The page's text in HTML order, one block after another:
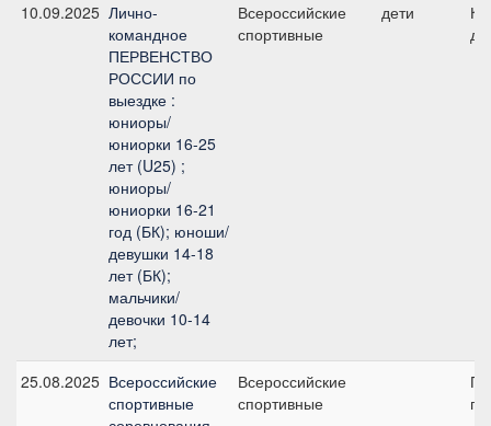
10.09.2025 Лично-
командное
ПЕРВЕНСТВО
РОССИИ по
выездке :
юниоры/
юниорки 16-25
лет (U25) ;
юниоры/
юниорки 16-21
год (БК); юноши/
девушки 14-18
лет (БК);
мальчики/
девочки 10-14
лет;
Всероссийские
спортивные
дети
25.08.2025 Всероссийские
спортивные
Всероссийские
спортивные